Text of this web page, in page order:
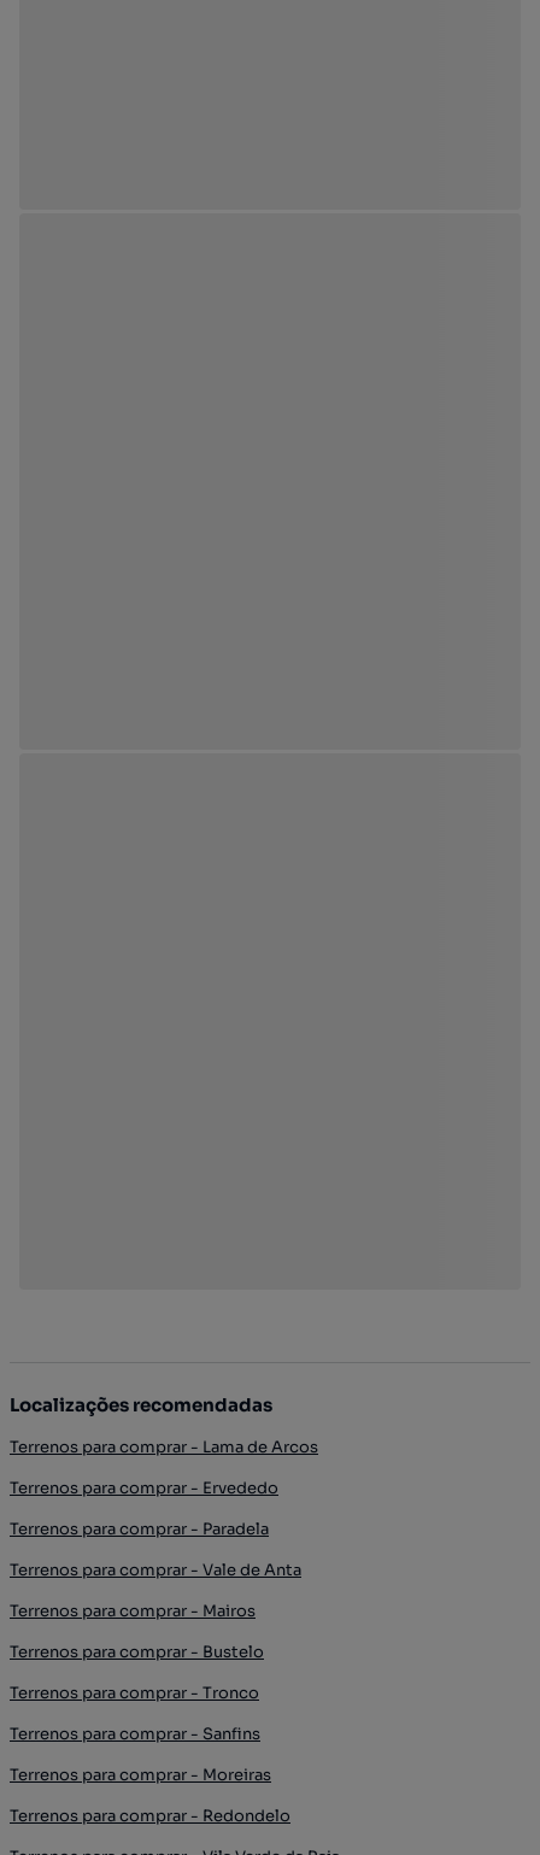
Localizações recomendadas
Terrenos para comprar - Lama de Arcos
Terrenos para comprar - Ervededo
Terrenos para comprar - Paradela
Terrenos para comprar - Vale de Anta
Terrenos para comprar - Mairos
Terrenos para comprar - Bustelo
Terrenos para comprar - Tronco
Terrenos para comprar - Sanfins
Terrenos para comprar - Moreiras
Terrenos para comprar - Redondelo